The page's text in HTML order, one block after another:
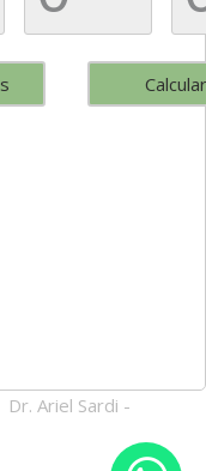
Dr. Ariel Sardi -